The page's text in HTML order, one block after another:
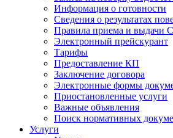
Информация о готовности
Сведения о результатах
Правила приема и выдачи
Электронный прейскурант
Тарифы
Предоставление КП
Заключение договора
Электронные формы
Приостановленные услуги
Важные объявления
Поиск нормативных
Услуги